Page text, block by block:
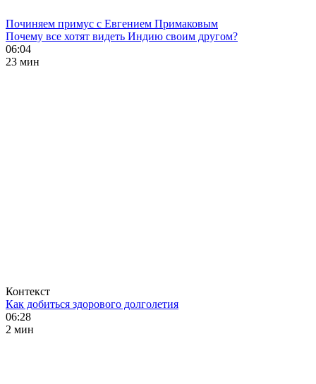
Починяем примус с Евгением Примаковым
Почему все хотят видеть Индию своим другом?
06:04
23 мин
Контекст
Как добиться здорового долголетия
06:28
2 мин